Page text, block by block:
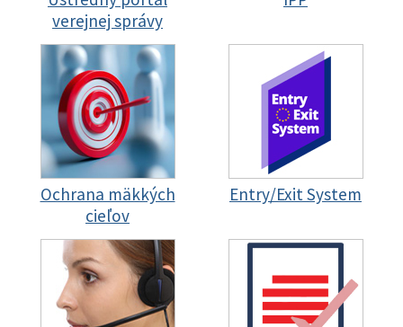
verejnej správy
Ochrana mäkkých
cieľov
Entry/Exit System